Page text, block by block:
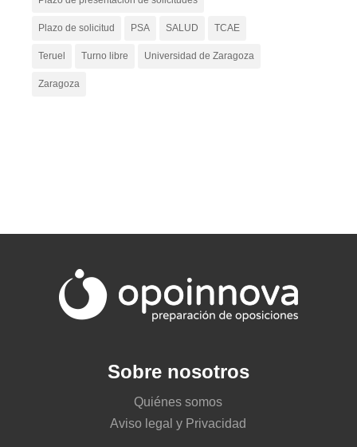
Plazo de solicitud PSA SALUD TCAE
Teruel Turno libre Universidad de Zaragoza
Zaragoza
Sobre nosotros
Quiénes somos
Aviso legal y Privacidad